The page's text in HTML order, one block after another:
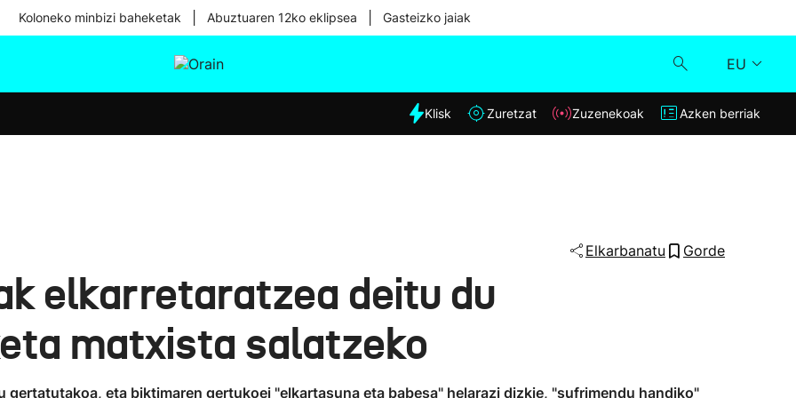
Koloneko minbizi baheketak Abuztuaren 12ko eklipsea Gasteizko jaiak
EU
Eguraldia
Klisk
Klisk Zuretzat Zuzenekoak Azken berriak
Elkarbanatu Gorde
elkarretaratzea deitu du
matxista salatzeko
eta biktimaren gertukoei "elkartasuna eta babesa" helarazi dizkie, "sufrimendu handiko"